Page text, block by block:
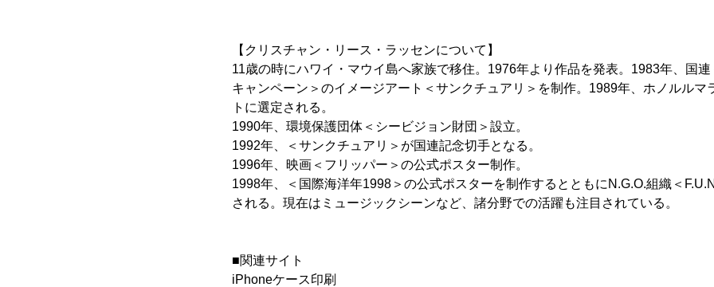
【クリスチャン・リース・ラッセンについて】
11歳の時にハワイ・マウイ島へ家族で移住。1976年より作品を発表。1983年、国
キャンペーン＞のイメージアート＜サンクチュアリ＞を制作。1989年、ホノルルマ
トに選定される。
1990年、環境保護団体＜シービジョン財団＞設立。
1992年、＜サンクチュアリ＞が国連記念切手となる。
1996年、映画＜フリッパー＞の公式ポスター制作。
1998年、＜国際海洋年1998＞の公式ポスターを制作するとともにN.G.O.組織＜
される。現在はミュージックシーンなど、諸分野での活躍も注目されている。
■関連サイト
iPhoneケース印刷